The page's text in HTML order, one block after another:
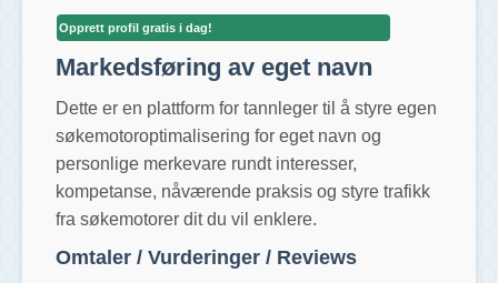
Opprett profil gratis i dag!
Markedsføring av eget navn
Dette er en plattform for tannleger til å styre egen
søkemotoroptimalisering for eget navn og
personlige merkevare rundt interesser,
kompetanse, nåværende praksis og styre trafikk
fra søkemotorer dit du vil enklere.
Omtaler / Vurderinger / Reviews